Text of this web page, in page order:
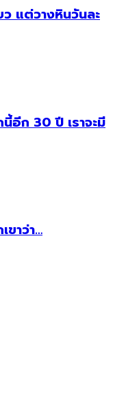
ว แต่วางหินวันละ
อีก 30 ปี เราจะมี
ขาว่า…